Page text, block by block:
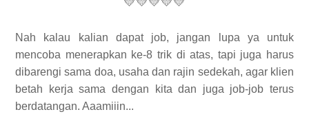
Nah kalau kalian dapat job, jangan lupa ya untuk
mencoba menerapkan ke-8 trik di atas, tapi juga harus
dibarengi sama doa, usaha dan rajin sedekah, agar klien
betah kerja sama dengan kita dan juga job-job terus
berdatangan. Aaamiiin...